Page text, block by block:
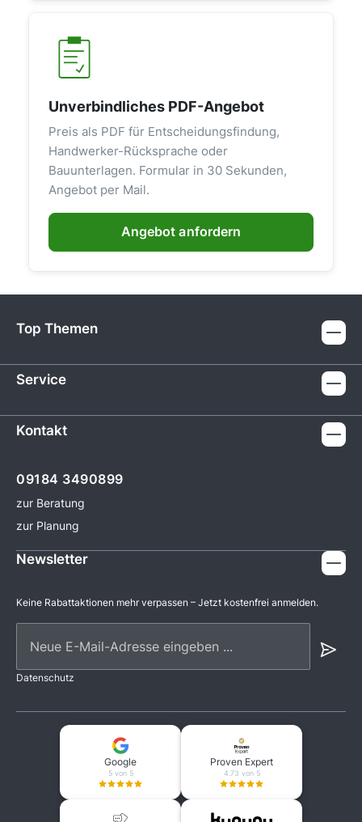
Unverbindliches PDF-Angebot
Preis als PDF für Entscheidungsfindung,
Handwerker-Rücksprache oder
Bauunterlagen. Formular in 30 Sekunden,
Angebot per Mail.
Angebot anfordern
Top Themen
Service
Kontakt
09184 3490899
zur Beratung
zur Planung
Newsletter
Keine Rabattaktionen mehr verpassen – Jetzt kostenfrei anmelden.
Datenschutz
Google
5 von 5
Proven Expert
4.73 von 5